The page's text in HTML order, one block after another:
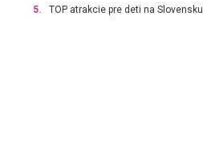
5. TOP atrakcie pre deti na Slovensku